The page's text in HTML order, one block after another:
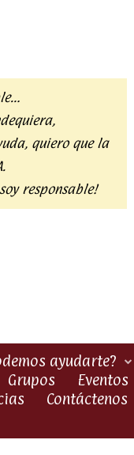
quiero que la
soy responsable!
ayudarte?
Grupos
Eventos
Contáctenos